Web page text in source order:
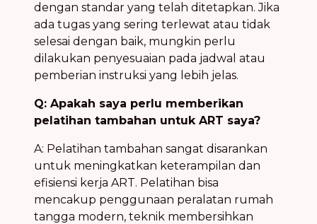
dengan standar yang telah ditetapkan. Jika
ada tugas yang sering terlewat atau tidak
selesai dengan baik, mungkin perlu
dilakukan penyesuaian pada jadwal atau
pemberian instruksi yang lebih jelas.
Q: Apakah saya perlu memberikan
pelatihan tambahan untuk ART saya?
A: Pelatihan tambahan sangat disarankan
untuk meningkatkan keterampilan dan
efisiensi kerja ART. Pelatihan bisa
mencakup penggunaan peralatan rumah
tangga modern, teknik membersihkan